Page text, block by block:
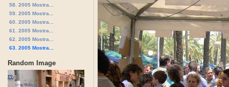
58. 2005 Mostra...
59. 2005 Mostra...
60. 2005 Mostra...
61. 2005 Mostra...
62. 2005 Mostra...
63. 2005 Mostra...
Random Image